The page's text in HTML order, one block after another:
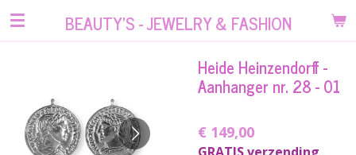
Ga
BEAUTY'S - JEWELRY & FASHION
Heide Heinzendorff -
Aanhanger nr. 28 - 01
€ 149,00